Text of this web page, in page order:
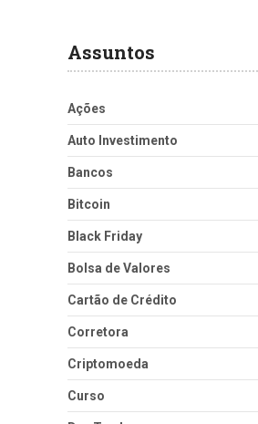
Assuntos
Ações
Auto Investimento
Bancos
Bitcoin
Black Friday
Bolsa de Valores
Cartão de Crédito
Corretora
Criptomoeda
Curso